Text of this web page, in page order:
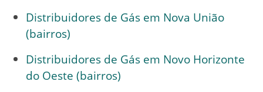
Distribuidores de Gás em Nova União
(bairros)
Distribuidores de Gás em Novo Horizonte
do Oeste (bairros)